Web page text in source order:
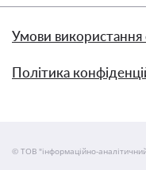
Умови використання
Політика
© ТОВ "інформаційно-